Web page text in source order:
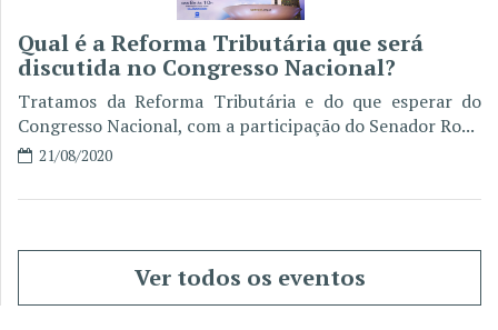
Qual é a Reforma Tributária que será
discutida no Congresso Nacional?
Tratamos da Reforma Tributária e do que esperar do
Congresso Nacional, com a participação do Senador Ro...
21/08/2020
Ver todos os eventos